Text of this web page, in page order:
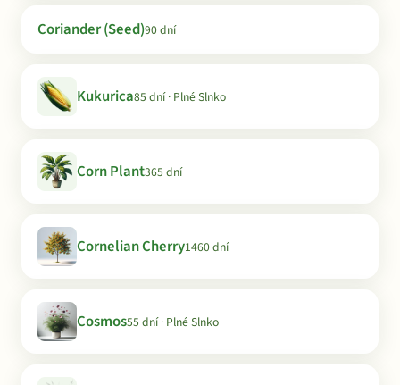
Coriander (Seed)90 dní
Kukurica85 dní · Plné Slnko
Corn Plant365 dní
Cornelian Cherry1460 dní
Cosmos55 dní · Plné Slnko